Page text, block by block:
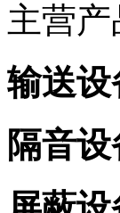
主营产
输送
隔音